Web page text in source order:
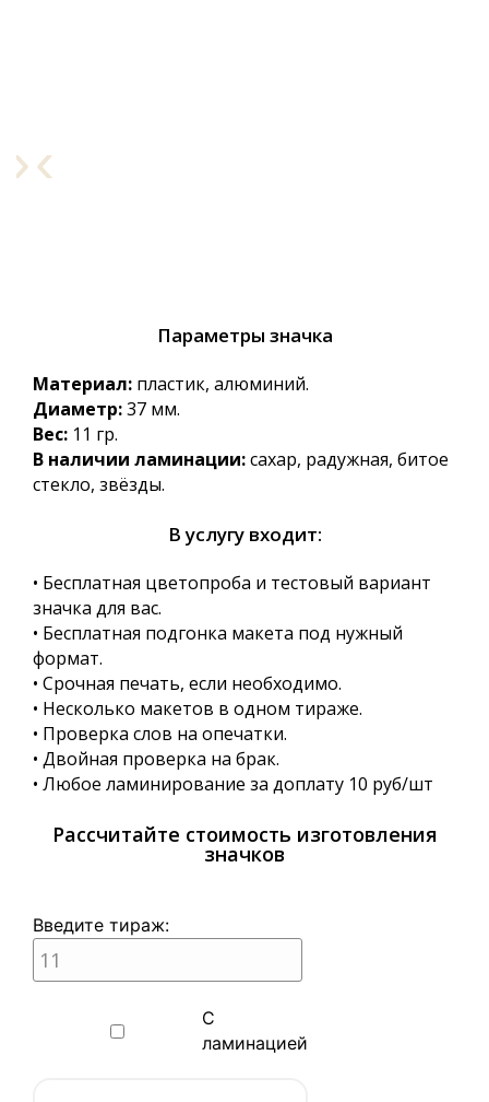
‹
›
Параметры значка
Материал: пластик, алюминий.
Диаметр:37 мм.
Вес: 11 гр.
В наличии ламинации:сахар, радужная, битое
стекло, звёзды.
В услугу входит:
• Бесплатная цветопроба и тестовый вариант
значка для вас.
• Бесплатная подгонка макета под нужный
формат.
• Срочная печать, если необходимо.
• Несколько макетов в одном тираже.
• Проверка слов на опечатки.
• Двойная проверка на брак.
• Любое ламинирование за доплату 10 руб/шт
Рассчитайте стоимость изготовления
значков
Введите тираж:
С
ламинацией